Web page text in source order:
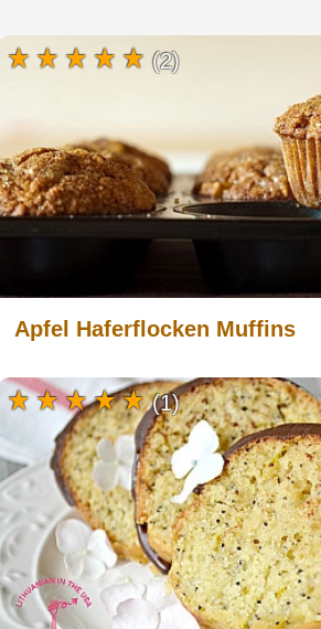
Apfel Haferflocken Muffins
(2)
(1)